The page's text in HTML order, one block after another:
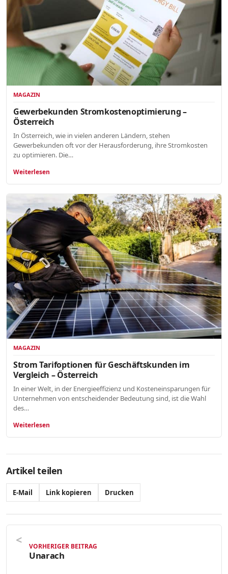
MAGAZIN
Gewerbekunden Stromkostenoptimierung –
Österreich
In Österreich, wie in vielen anderen Ländern, stehen
Gewerbekunden oft vor der Herausforderung, ihre Stromkosten
zu optimieren. Die…
Weiterlesen
MAGAZIN
Strom Tarifoptionen für Geschäftskunden im
Vergleich – Österreich
In einer Welt, in der Energieeffizienz und Kosteneinsparungen für
Unternehmen von entscheidender Bedeutung sind, ist die Wahl
des…
Weiterlesen
Artikel teilen
E-Mail Link kopieren Drucken
VORHERIGER BEITRAG
Unarach